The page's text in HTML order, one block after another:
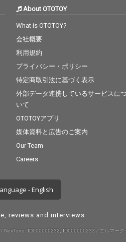
About OTOTOY
What is OTOTOY?
会社概要
利用規約
プライバシー・ポリシー
特定商取引法に基づく表示
外部データ連携しているサービスにつ
いて
OTOTOYアプリ
媒体資料と広告のご案内
Our Team
Careers
- English
reviews and interviews
ID000000232, ID000000233 / エルマーク